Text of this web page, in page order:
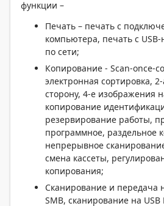
функции –
Печать – печать с
компьютера, печать с
по сети;
Копирование - Scan-once-
электронная сортировка,
сторону, 4-е изображения
копирование
резервирование работы,
программное, раздельное
непрерывное
смена кассеты,
копирования;
Сканирование и передача
SMB, сканирование на USB